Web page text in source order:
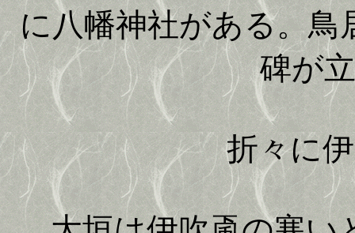
に八幡神社がある。
碑が
折々に伊吹